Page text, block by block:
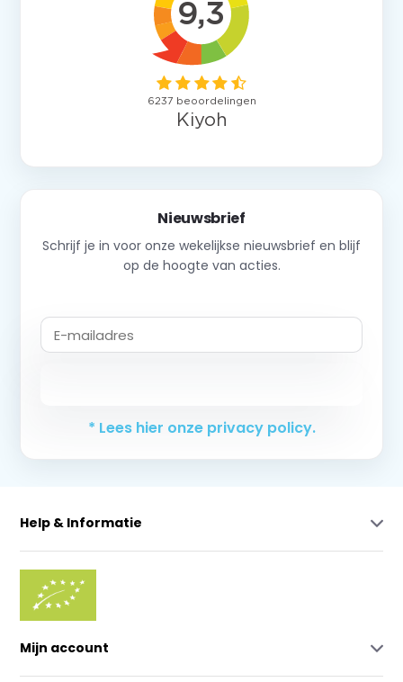
Nieuwsbrief
Schrijf je in voor onze wekelijkse nieuwsbrief en blijf
op de hoogte van acties.
* Lees hier onze privacy policy.
Help & Informatie
Mijn account